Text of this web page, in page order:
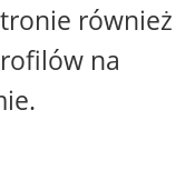
również
na